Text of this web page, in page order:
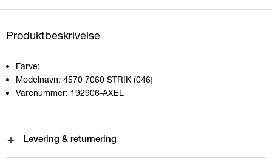
Produktbeskrivelse
Farve:
Modelnavn: 4570 7060 STRIK (046)
Varenummer: 192906-AXEL
Levering & returnering